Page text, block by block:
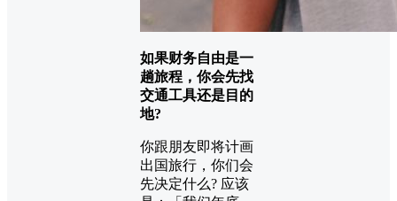
如果财务自由是一
趟旅程，你会先找
交通工具还是目的
地?
你跟朋友即将计画
出国旅行，你们会
先决定什么? 应该